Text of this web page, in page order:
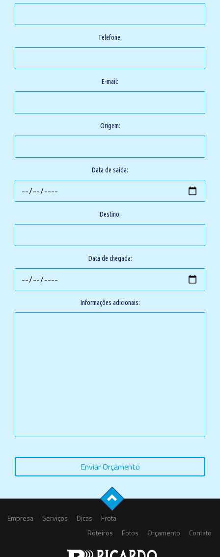
Telefone:
E-mail:
Origem:
Data de saída:
Destino:
Data de chegada:
Informações adicionais:
Enviar Orçamento
Empresa Serviços Dicas
Frota
Roteiros
Fotos Orçamento Contato